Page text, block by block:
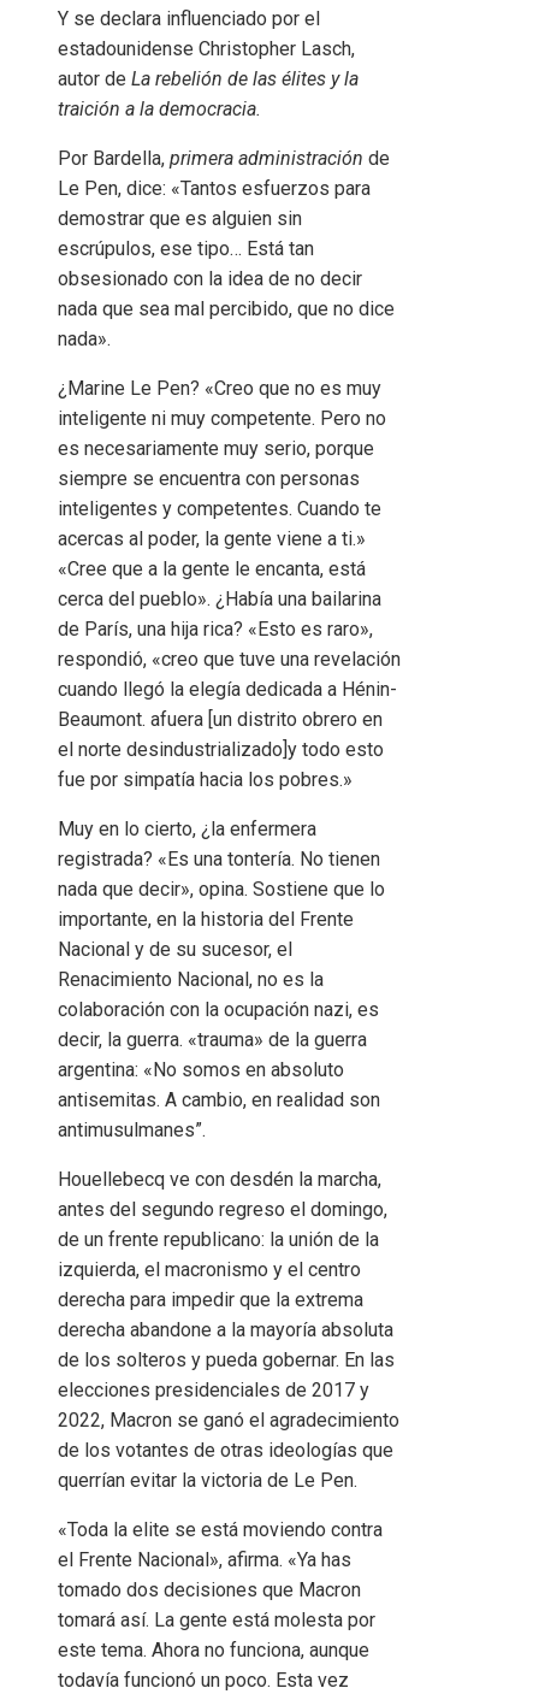
Y se declara influenciado por el
estadounidense Christopher Lasch,
autor de La rebelión de las élites y la
traición a la democracia.
Por Bardella, primera administración de
Le Pen, dice: «Tantos esfuerzos para
demostrar que es alguien sin
escrúpulos, ese tipo… Está tan
obsesionado con la idea de no decir
nada que sea mal percibido, que no dice
nada».
¿Marine Le Pen? «Creo que no es muy
inteligente ni muy competente. Pero no
es necesariamente muy serio, porque
siempre se encuentra con personas
inteligentes y competentes. Cuando te
acercas al poder, la gente viene a ti.»
«Cree que a la gente le encanta, está
cerca del pueblo». ¿Había una bailarina
de París, una hija rica? «Esto es raro»,
respondió, «creo que tuve una revelación
cuando llegó la elegía dedicada a Hénin-
Beaumont. afuera [un distrito obrero en
el norte desindustrializado]y todo esto
fue por simpatía hacia los pobres.»
Muy en lo cierto, ¿la enfermera
registrada? «Es una tontería. No tienen
nada que decir», opina. Sostiene que lo
importante, en la historia del Frente
Nacional y de su sucesor, el
Renacimiento Nacional, no es la
colaboración con la ocupación nazi, es
decir, la guerra. «trauma» de la guerra
argentina: «No somos en absoluto
antisemitas. A cambio, en realidad son
antimusulmanes”.
Houellebecq ve con desdén la marcha,
antes del segundo regreso el domingo,
de un frente republicano: la unión de la
izquierda, el macronismo y el centro
derecha para impedir que la extrema
derecha abandone a la mayoría absoluta
de los solteros y pueda gobernar. En las
elecciones presidenciales de 2017 y
2022, Macron se ganó el agradecimiento
de los votantes de otras ideologías que
querrían evitar la victoria de Le Pen.
«Toda la elite se está moviendo contra
el Frente Nacional», afirma. «Ya has
tomado dos decisiones que Macron
tomará así. La gente está molesta por
este tema. Ahora no funciona, aunque
todavía funcionó un poco. Esta vez